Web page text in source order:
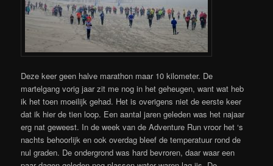
Deze keer geen halve marathon maar 10 kilometer. De
martelgang vorig jaar zit me nog in het geheugen, want wat heb
ik het toen moeilijk gehad. Het is overigens niet de eerste keer
dat ik hier de tien loop. Een aantal jaren geleden was het najaar
erg nat geweest. In de week van de Adventure Run vroor het ‘s
nachts behoorlijk en ook overdag bleef de temperatuur rond de
nul graden. De ondergrond was hard bevroren, daar waar een